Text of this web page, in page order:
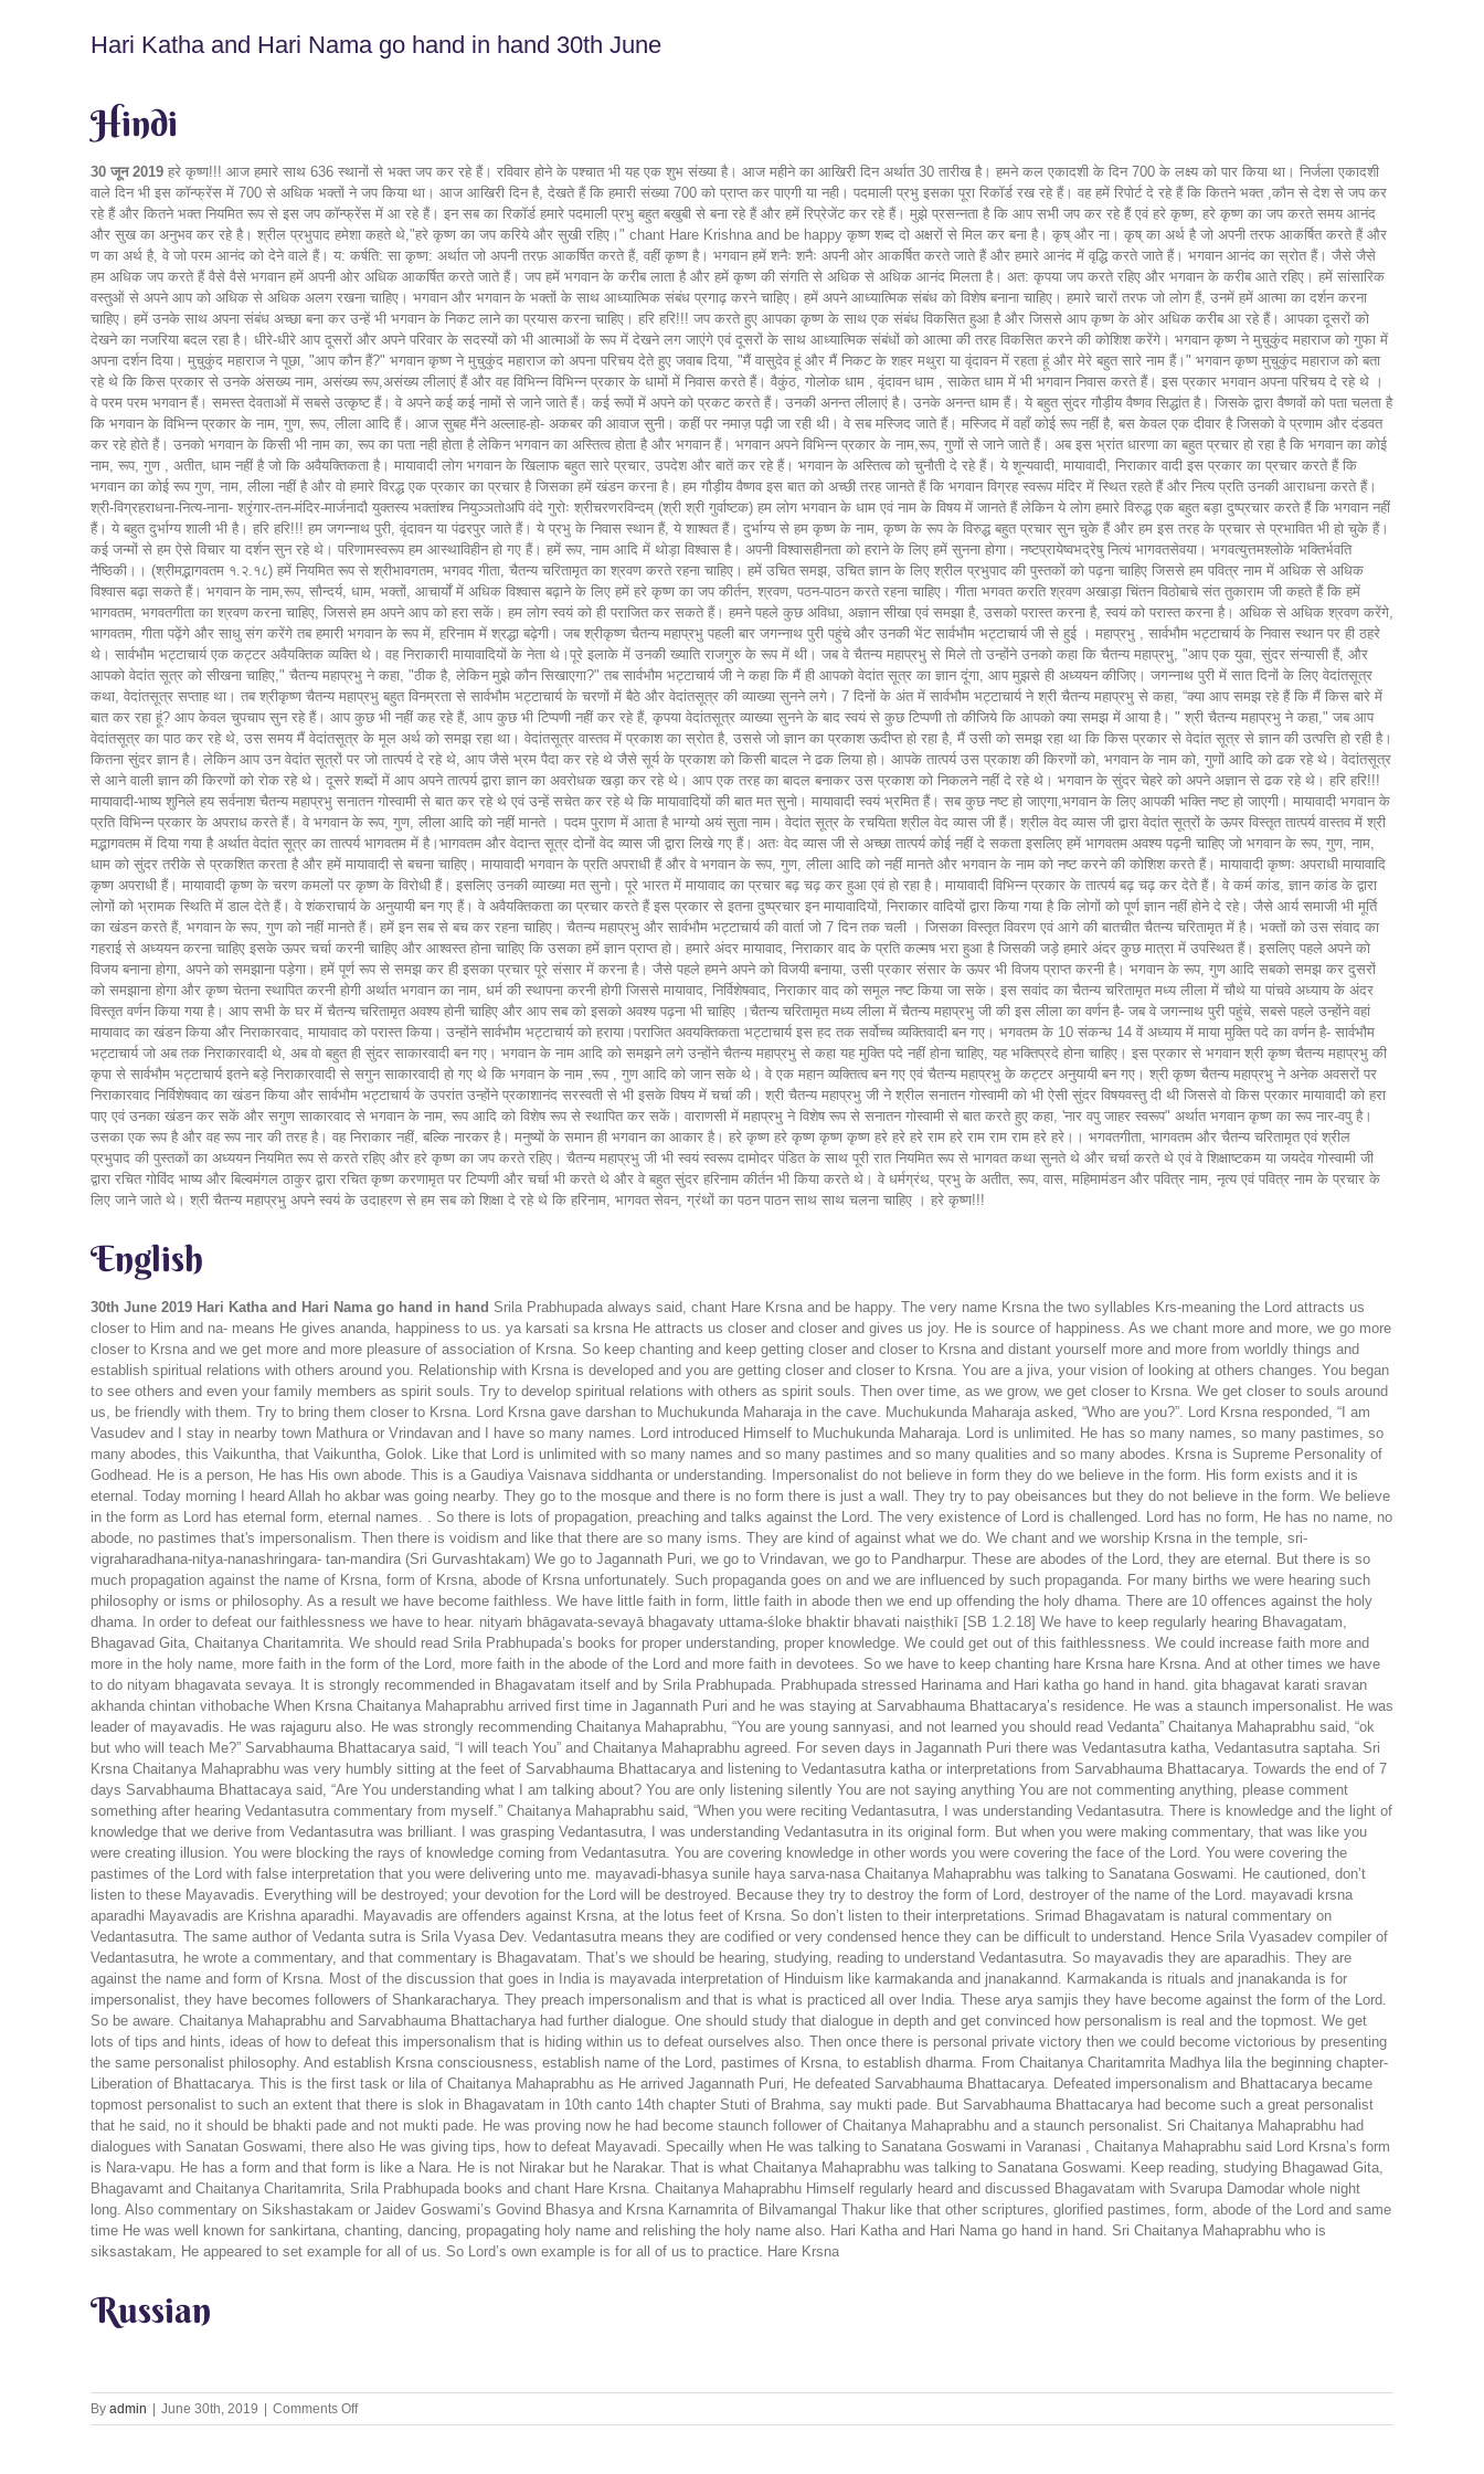
Hari Katha and Hari Nama go hand in hand 30th June
Hindi
30 जून 2019 हरे कृष्ण!!! आज हमारे साथ 636 स्थानों से भक्त जप कर रहे हैं। रविवार होने के पश्चात भी यह एक शुभ संख्या है। आज महीने का आखिरी दिन अर्थात 30 तारीख है। हमने कल एकादशी के दिन 700 के लक्ष्य को पार किया था। निर्जला एकादशी वाले दिन भी इस कॉन्फ्रेंस में 700 से अधिक भक्तों ने जप किया था। आज आखिरी दिन है, देखते हैं कि हमारी संख्या 700 को प्राप्त कर पाएगी या नही। पदमाली प्रभु इसका पूरा रिकॉर्ड रख रहे हैं। वह हमें रिपोर्ट दे रहे हैं कि कितने भक्त ,कौन से देश से जप कर रहे हैं और कितने भक्त नियमित रूप से इस जप कॉन्फ्रेंस में आ रहे हैं। इन सब का रिकॉर्ड हमारे पदमाली प्रभु बहुत बखुबी से बना रहे हैं और हमें रिप्रेजेंट कर रहे हैं। मुझे प्रसन्नता है कि आप सभी जप कर रहे हैं एवं हरे कृष्ण, हरे कृष्ण का जप करते समय आनंद और सुख का अनुभव कर रहे है। श्रील प्रभुपाद हमेशा कहते थे,"हरे कृष्ण का जप करिये और सुखी रहिए।" chant Hare Krishna and be happy कृष्ण शब्द दो अक्षरों से मिल कर बना है। कृष् और ना। कृष् का अर्थ है जो अपनी तरफ आकर्षित करते हैं और ण का अर्थ है, वे जो परम आनंद को देने वाले हैं। य: कर्षति: सा कृष्ण: अर्थात जो अपनी तरफ़ आकर्षित करते हैं, वहीं कृष्ण है। भगवान हमें शनैः शनैः अपनी ओर आकर्षित करते जाते हैं और हमारे आनंद में वृद्धि करते जाते हैं। भगवान आनंद का स्रोत हैं। जैसे जैसे हम अधिक जप करते हैं वैसे वैसे भगवान हमें अपनी ओर अधिक आकर्षित करते जाते हैं। जप हमें भगवान के करीब लाता है और हमें कृष्ण की संगति से अधिक से अधिक आनंद मिलता है। अत: कृपया जप करते रहिए और भगवान के करीब आते रहिए। हमें सांसारिक वस्तुओं से अपने आप को अधिक से अधिक अलग रखना चाहिए। भगवान और भगवान के भक्तों के साथ आध्यात्मिक संबंध प्रगाढ़ करने चाहिए। हमें अपने आध्यात्मिक संबंध को विशेष बनाना चाहिए। हमारे चारों तरफ जो लोग हैं, उनमें हमें आत्मा का दर्शन करना चाहिए। हमें उनके साथ अपना संबंध अच्छा बना कर उन्हें भी भगवान के निकट लाने का प्रयास करना चाहिए। हरि हरि!!! जप करते हुए आपका कृष्ण के साथ एक संबंध विकसित हुआ है और जिससे आप कृष्ण के ओर अधिक करीब आ रहे हैं। आपका दूसरों को देखने का नजरिया बदल रहा है। धीरे-धीरे आप दूसरों और अपने परिवार के सदस्यों को भी आत्माओं के रूप में देखने लग जाएंगे एवं दूसरों के साथ आध्यात्मिक संबंधों को आत्मा की तरह विकसित करने की कोशिश करेंगे। भगवान कृष्ण ने मुचुकुंद महाराज को गुफा में अपना दर्शन दिया। मुचुकुंद महाराज ने पूछा, "आप कौन हैं?" भगवान कृष्ण ने मुचुकुंद महाराज को अपना परिचय देते हुए जवाब दिया, "मैं वासुदेव हूं और मैं निकट के शहर मथुरा या वृंदावन में रहता हूं और मेरे बहुत सारे नाम हैं।" भगवान कृष्ण मुचुकुंद महाराज को बता रहे थे कि किस प्रकार से उनके अंसख्य नाम, असंख्य रूप,असंख्य लीलाएं हैं और वह विभिन्न विभिन्न प्रकार के धामों में निवास करते हैं। वैकुंठ, गोलोक धाम , वृंदावन धाम , साकेत धाम में भी भगवान निवास करते हैं। इस प्रकार भगवान अपना परिचय दे रहे थे । वे परम परम भगवान हैं। समस्त देवताओं में सबसे उत्कृष्ट हैं। वे अपने कई कई नामों से जाने जाते हैं। कई रूपों में अपने को प्रकट करते हैं। उनकी अनन्त लीलाएं है। उनके अनन्त धाम हैं। ये बहुत सुंदर गौड़ीय वैष्णव सिद्धांत है। जिसके द्वारा वैष्णवों को पता चलता है कि भगवान के विभिन्न प्रकार के नाम, गुण, रूप, लीला आदि हैं। आज सुबह मैंने अल्लाह-हो- अकबर की आवाज सुनी। कहीं पर नमाज़ पढ़ी जा रही थी। वे सब मस्जिद जाते हैं। मस्जिद में वहाँ कोई रूप नहीं है, बस केवल एक दीवार है जिसको वे प्रणाम और दंडवत कर रहे होते हैं। उनको भगवान के किसी भी नाम का, रूप का पता नही होता है लेकिन भगवान का अस्तित्व होता है और भगवान हैं। भगवान अपने विभिन्न प्रकार के नाम,रूप, गुणों से जाने जाते हैं। अब इस भ्रांत धारणा का बहुत प्रचार हो रहा है कि भगवान का कोई नाम, रूप, गुण , अतीत, धाम नहीं है जो कि अवैयक्तिकता है। मायावादी लोग भगवान के खिलाफ बहुत सारे प्रचार, उपदेश और बातें कर रहे हैं। भगवान के अस्तित्व को चुनौती दे रहे हैं। ये शून्यवादी, मायावादी, निराकार वादी इस प्रकार का प्रचार करते हैं कि भगवान का कोई रूप गुण, नाम, लीला नहीं है और वो हमारे विरद्ध एक प्रकार का प्रचार है जिसका हमें खंडन करना है। हम गौड़ीय वैष्णव इस बात को अच्छी तरह जानते हैं कि भगवान विग्रह स्वरूप मंदिर में स्थित रहते हैं और नित्य प्रति उनकी आराधना करते हैं। श्री-विग्रहराधना-नित्य-नाना- श्रृंगार-तन-मंदिर-मार्जनादौ युक्तस्य भक्तांश्च नियुञ्ञतोअपि वंदे गुरोः श्रीचरणरविन्दम् (श्री श्री गुर्वाष्टक) हम लोग भगवान के धाम एवं नाम के विषय में जानते हैं लेकिन ये लोग हमारे विरुद्ध एक बहुत बड़ा दुष्प्रचार करते हैं कि भगवान नहीं हैं। ये बहुत दुर्भाग्य शाली भी है। हरि हरि!!! हम जगन्नाथ पुरी, वृंदावन या पंढरपुर जाते हैं। ये प्रभु के निवास स्थान हैं, ये शाश्वत हैं। दुर्भाग्य से हम कृष्ण के नाम, कृष्ण के रूप के विरुद्ध बहुत प्रचार सुन चुके हैं और हम इस तरह के प्रचार से प्रभावित भी हो चुके हैं। कई जन्मों से हम ऐसे विचार या दर्शन सुन रहे थे। परिणामस्वरूप हम आस्थाविहीन हो गए हैं। हमें रूप, नाम आदि में थोड़ा विश्वास है। अपनी विश्वासहीनता को हराने के लिए हमें सुनना होगा। नष्टप्रायेष्वभद्रेषु नित्यं भागवतसेवया। भगवत्युत्तमश्लोके भक्तिर्भवति नैष्ठिकी।। (श्रीमद्भागवतम १.२.१८) हमें नियमित रूप से श्रीभावगतम, भगवद गीता, चैतन्य चरितामृत का श्रवण करते रहना चाहिए। हमें उचित समझ, उचित ज्ञान के लिए श्रील प्रभुपाद की पुस्तकों को पढ़ना चाहिए जिससे हम पवित्र नाम में अधिक से अधिक विश्वास बढ़ा सकते हैं। भगवान के नाम,रूप, सौन्दर्य, धाम, भक्तों, आचार्यों में अधिक विश्वास बढ़ाने के लिए हमें हरे कृष्ण का जप कीर्तन, श्रवण, पठन-पाठन करते रहना चाहिए। गीता भगवत करति श्रवण अखाड़ा चिंतन विठोबाचे संत तुकाराम जी कहते हैं कि हमें भागवतम, भगवतगीता का श्रवण करना चाहिए, जिससे हम अपने आप को हरा सकें। हम लोग स्वयं को ही पराजित कर सकते हैं। हमने पहले कुछ अविधा, अज्ञान सीखा एवं समझा है, उसको परास्त करना है, स्वयं को परास्त करना है। अधिक से अधिक श्रवण करेंगे, भागवतम, गीता पढ़ेंगे और साधु संग करेंगे तब हमारी भगवान के रूप में, हरिनाम में श्रद्धा बढ़ेगी। जब श्रीकृष्ण चैतन्य महाप्रभु पहली बार जगन्नाथ पुरी पहुंचे और उनकी भेंट सार्वभौम भट्टाचार्य जी से हुई । महाप्रभु , सार्वभौम भट्टाचार्य के निवास स्थान पर ही ठहरे थे। सार्वभौम भट्टाचार्य एक कट्टर अवैयक्तिक व्यक्ति थे। वह निराकारी मायावादियों के नेता थे।पूरे इलाके में उनकी ख्याति राजगुरु के रूप में थी। जब वे चैतन्य महाप्रभु से मिले तो उन्होंने उनको कहा कि चैतन्य महाप्रभु, "आप एक युवा, सुंदर संन्यासी हैं, और आपको वेदांत सूत्र को सीखना चाहिए," चैतन्य महाप्रभु ने कहा, "ठीक है, लेकिन मुझे कौन सिखाएगा?" तब सार्वभौम भट्टाचार्य जी ने कहा कि मैं ही आपको वेदांत सूत्र का ज्ञान दूंगा, आप मुझसे ही अध्ययन कीजिए। जगन्नाथ पुरी में सात दिनों के लिए वेदांतसूत्र कथा, वेदांतसूत्र सप्ताह था। तब श्रीकृष्ण चैतन्य महाप्रभु बहुत विनम्रता से सार्वभौम भट्टाचार्य के चरणों में बैठे और वेदांतसूत्र की व्याख्या सुनने लगे। 7 दिनों के अंत में सार्वभौम भट्टाचार्य ने श्री चैतन्य महाप्रभु से कहा, “क्या आप समझ रहे हैं कि मैं किस बारे में बात कर रहा हूं? आप केवल चुपचाप सुन रहे हैं। आप कुछ भी नहीं कह रहे हैं, आप कुछ भी टिप्पणी नहीं कर रहे हैं, कृपया वेदांतसूत्र व्याख्या सुनने के बाद स्वयं से कुछ टिप्पणी तो कीजिये कि आपको क्या समझ में आया है। " श्री चैतन्य महाप्रभु ने कहा," जब आप वेदांतसूत्र का पाठ कर रहे थे, उस समय मैं वेदांतसूत्र के मूल अर्थ को समझ रहा था। वेदांतसूत्र वास्तव में प्रकाश का स्रोत है, उससे जो ज्ञान का प्रकाश ऊदीप्त हो रहा है, मैं उसी को समझ रहा था कि किस प्रकार से वेदांत सूत्र से ज्ञान की उत्पत्ति हो रही है। कितना सुंदर ज्ञान है। लेकिन आप उन वेदांत सूत्रों पर जो तात्पर्य दे रहे थे, आप जैसे भ्रम पैदा कर रहे थे जैसे सूर्य के प्रकाश को किसी बादल ने ढक लिया हो। आपके तात्पर्य उस प्रकाश की किरणों को, भगवान के नाम को, गुणों आदि को ढक रहे थे। वेदांतसूत्र से आने वाली ज्ञान की किरणों को रोक रहे थे। दूसरे शब्दों में आप अपने तात्पर्य द्वारा ज्ञान का अवरोधक खड़ा कर रहे थे। आप एक तरह का बादल बनाकर उस प्रकाश को निकलने नहीं दे रहे थे। भगवान के सुंदर चेहरे को अपने अज्ञान से ढक रहे थे। हरि हरि!!! मायावादी-भाष्य शुनिले हय सर्वनाश चैतन्य महाप्रभु सनातन गोस्वामी से बात कर रहे थे एवं उन्हें सचेत कर रहे थे कि मायावादियों की बात मत सुनो। मायावादी स्वयं भ्रमित हैं। सब कुछ नष्ट हो जाएगा,भगवान के लिए आपकी भक्ति नष्ट हो जाएगी। मायावादी भगवान के प्रति विभिन्न प्रकार के अपराध करते हैं। वे भगवान के रूप, गुण, लीला आदि को नहीं मानते । पदम पुराण में आता है भाग्यो अयं सुता नाम। वेदांत सूत्र के रचयिता श्रील वेद व्यास जी हैं। श्रील वेद व्यास जी द्वारा वेदांत सूत्रों के ऊपर विस्तृत तात्पर्य वास्तव में श्री मद्भागवतम में दिया गया है अर्थात वेदांत सूत्र का तात्पर्य भागवतम में है।भागवतम और वेदान्त सूत्र दोनों वेद व्यास जी द्वारा लिखे गए हैं। अतः वेद व्यास जी से अच्छा तात्पर्य कोई नहीं दे सकता इसलिए हमें भागवतम अवश्य पढ़नी चाहिए जो भगवान के रूप, गुण, नाम, धाम को सुंदर तरीके से प्रकशित करता है और हमें मायावादी से बचना चाहिए। मायावादी भगवान के प्रति अपराधी हैं और वे भगवान के रूप, गुण, लीला आदि को नहीं मानते और भगवान के नाम को नष्ट करने की कोशिश करते हैं। मायावादी कृष्णः अपराधी मायावादि कृष्ण अपराधी हैं। मायावादी कृष्ण के चरण कमलों पर कृष्ण के विरोधी हैं। इसलिए उनकी व्याख्या मत सुनो। पूरे भारत में मायावाद का प्रचार बढ़ चढ़ कर हुआ एवं हो रहा है। मायावादी विभिन्न प्रकार के तात्पर्य बढ़ चढ़ कर देते हैं। वे कर्म कांड, ज्ञान कांड के द्वारा लोगों को भ्रामक स्थिति में डाल देते हैं। वे शंकराचार्य के अनुयायी बन गए हैं। वे अवैयक्तिकता का प्रचार करते हैं इस प्रकार से इतना दुष्प्रचार इन मायावादियों, निराकार वादियों द्वारा किया गया है कि लोगों को पूर्ण ज्ञान नहीं होने दे रहे। जैसे आर्य समाजी भी मूर्ति का खंडन करते हैं, भगवान के रूप, गुण को नहीं मानते हैं। हमें इन सब से बच कर रहना चाहिए। चैतन्य महाप्रभु और सार्वभौम भट्टाचार्य की वार्ता जो 7 दिन तक चली । जिसका विस्तृत विवरण एवं आगे की बातचीत चैतन्य चरितामृत में है। भक्तों को उस संवाद का गहराई से अध्ययन करना चाहिए इसके ऊपर चर्चा करनी चाहिए और आश्वस्त होना चाहिए कि उसका हमें ज्ञान प्राप्त हो। हमारे अंदर मायावाद, निराकार वाद के प्रति कल्मष भरा हुआ है जिसकी जड़े हमारे अंदर कुछ मात्रा में उपस्थित हैं। इसलिए पहले अपने को विजय बनाना होगा, अपने को समझाना पड़ेगा। हमें पूर्ण रूप से समझ कर ही इसका प्रचार पूरे संसार में करना है। जैसे पहले हमने अपने को विजयी बनाया, उसी प्रकार संसार के ऊपर भी विजय प्राप्त करनी है। भगवान के रूप, गुण आदि सबको समझ कर दुसरों को समझाना होगा और कृष्ण चेतना स्थापित करनी होगी अर्थात भगवान का नाम, धर्म की स्थापना करनी होगी जिससे मायावाद, निर्विशेषवाद, निराकार वाद को समूल नष्ट किया जा सके। इस सवांद का चैतन्य चरितामृत मध्य लीला में चौथे या पांचवे अध्याय के अंदर विस्तृत वर्णन किया गया है। आप सभी के घर में चैतन्य चरितामृत अवश्य होनी च
English
30th June 2019 Hari Katha and Hari Nama go hand in hand Srila Prabhupada always said, chant Hare Krsna and be happy. The very name Krsna the two syllables Krs-meaning the Lord attracts us
closer to Him and na- means He gives ananda, happiness to us. ya karsati sa krsna He attracts us closer and closer and gives us joy. He is source of happiness. As we chant more and more, we go more
closer to Krsna and we get more and more pleasure of association of Krsna. So keep chanting and keep getting closer and closer to Krsna and distant yourself more and more from worldly things and
establish spiritual relations with others around you. Relationship with Krsna is developed and you are getting closer and closer to Krsna. You are a jiva, your vision of looking at others changes. You began
to see others and even your family members as spirit souls. Try to develop spiritual relations with others as spirit souls. Then over time, as we grow, we get closer to Krsna. We get closer to souls around
us, be friendly with them. Try to bring them closer to Krsna. Lord Krsna gave darshan to Muchukunda Maharaja in the cave. Muchukunda Maharaja asked, “Who are you?”. Lord Krsna responded, “I am
Vasudev and I stay in nearby town Mathura or Vrindavan and I have so many names. Lord introduced Himself to Muchukunda Maharaja. Lord is unlimited. He has so many names, so many pastimes, so
many abodes, this Vaikuntha, that Vaikuntha, Golok. Like that Lord is unlimited with so many names and so many pastimes and so many qualities and so many abodes. Krsna is Supreme Personality of
Godhead. He is a person, He has His own abode. This is a Gaudiya Vaisnava siddhanta or understanding. Impersonalist do not believe in form they do we believe in the form. His form exists and it is
eternal. Today morning I heard Allah ho akbar was going nearby. They go to the mosque and there is no form there is just a wall. They try to pay obeisances but they do not believe in the form. We believe
in the form as Lord has eternal form, eternal names. . So there is lots of propagation, preaching and talks against the Lord. The very existence of Lord is challenged. Lord has no form, He has no name, no
abode, no pastimes that's impersonalism. Then there is voidism and like that there are so many isms. They are kind of against what we do. We chant and we worship Krsna in the temple, sri-
vigraharadhana-nitya-nanashringara- tan-mandira (Sri Gurvashtakam) We go to Jagannath Puri, we go to Vrindavan, we go to Pandharpur. These are abodes of the Lord, they are eternal. But there is so
much propagation against the name of Krsna, form of Krsna, abode of Krsna unfortunately. Such propaganda goes on and we are influenced by such propaganda. For many births we were hearing such
philosophy or isms or philosophy. As a result we have become faithless. We have little faith in form, little faith in abode then we end up offending the holy dhama. There are 10 offences against the holy
dhama. In order to defeat our faithlessness we have to hear. nityaṁ bhāgavata-sevayā bhagavaty uttama-śloke bhaktir bhavati naiṣṭhikī [SB 1.2.18] We have to keep regularly hearing Bhavagatam,
Bhagavad Gita, Chaitanya Charitamrita. We should read Srila Prabhupada’s books for proper understanding, proper knowledge. We could get out of this faithlessness. We could increase faith more and
more in the holy name, more faith in the form of the Lord, more faith in the abode of the Lord and more faith in devotees. So we have to keep chanting hare Krsna hare Krsna. And at other times we have
to do nityam bhagavata sevaya. It is strongly recommended in Bhagavatam itself and by Srila Prabhupada. Prabhupada stressed Harinama and Hari katha go hand in hand. gita bhagavat karati sravan
akhanda chintan vithobache When Krsna Chaitanya Mahaprabhu arrived first time in Jagannath Puri and he was staying at Sarvabhauma Bhattacarya’s residence. He was a staunch impersonalist. He was
leader of mayavadis. He was rajaguru also. He was strongly recommending Chaitanya Mahaprabhu, “You are young sannyasi, and not learned you should read Vedanta” Chaitanya Mahaprabhu said, “ok
but who will teach Me?” Sarvabhauma Bhattacarya said, “I will teach You” and Chaitanya Mahaprabhu agreed. For seven days in Jagannath Puri there was Vedantasutra katha, Vedantasutra saptaha. Sri
Krsna Chaitanya Mahaprabhu was very humbly sitting at the feet of Sarvabhauma Bhattacarya and listening to Vedantasutra katha or interpretations from Sarvabhauma Bhattacarya. Towards the end of 7
days Sarvabhauma Bhattacaya said, “Are You understanding what I am talking about? You are only listening silently You are not saying anything You are not commenting anything, please comment
something after hearing Vedantasutra commentary from myself.” Chaitanya Mahaprabhu said, “When you were reciting Vedantasutra, I was understanding Vedantasutra. There is knowledge and the light of
knowledge that we derive from Vedantasutra was brilliant. I was grasping Vedantasutra, I was understanding Vedantasutra in its original form. But when you were making commentary, that was like you
were creating illusion. You were blocking the rays of knowledge coming from Vedantasutra. You are covering knowledge in other words you were covering the face of the Lord. You were covering the
pastimes of the Lord with false interpretation that you were delivering unto me. mayavadi-bhasya sunile haya sarva-nasa Chaitanya Mahaprabhu was talking to Sanatana Goswami. He cautioned, don’t
listen to these Mayavadis. Everything will be destroyed; your devotion for the Lord will be destroyed. Because they try to destroy the form of Lord, destroyer of the name of the Lord. mayavadi krsna
aparadhi Mayavadis are Krishna aparadhi. Mayavadis are offenders against Krsna, at the lotus feet of Krsna. So don’t listen to their interpretations. Srimad Bhagavatam is natural commentary on
Vedantasutra. The same author of Vedanta sutra is Srila Vyasa Dev. Vedantasutra means they are codified or very condensed hence they can be difficult to understand. Hence Srila Vyasadev compiler of
Vedantasutra, he wrote a commentary, and that commentary is Bhagavatam. That’s we should be hearing, studying, reading to understand Vedantasutra. So mayavadis they are aparadhis. They are
against the name and form of Krsna. Most of the discussion that goes in India is mayavada interpretation of Hinduism like karmakanda and jnanakannd. Karmakanda is rituals and jnanakanda is for
impersonalist, they have becomes followers of Shankaracharya. They preach impersonalism and that is what is practiced all over India. These arya samjis they have become against the form of the Lord.
So be aware. Chaitanya Mahaprabhu and Sarvabhauma Bhattacharya had further dialogue. One should study that dialogue in depth and get convinced how personalism is real and the topmost. We get
lots of tips and hints, ideas of how to defeat this impersonalism that is hiding within us to defeat ourselves also. Then once there is personal private victory then we could become victorious by presenting
the same personalist philosophy. And establish Krsna consciousness, establish name of the Lord, pastimes of Krsna, to establish dharma. From Chaitanya Charitamrita Madhya lila the beginning chapter-
Liberation of Bhattacarya. This is the first task or lila of Chaitanya Mahaprabhu as He arrived Jagannath Puri, He defeated Sarvabhauma Bhattacarya. Defeated impersonalism and Bhattacarya became
topmost personalist to such an extent that there is slok in Bhagavatam in 10th canto 14th chapter Stuti of Brahma, say mukti pade. But Sarvabhauma Bhattacarya had become such a great personalist
that he said, no it should be bhakti pade and not mukti pade. He was proving now he had become staunch follower of Chaitanya Mahaprabhu and a staunch personalist. Sri Chaitanya Mahaprabhu had
dialogues with Sanatan Goswami, there also He was giving tips, how to defeat Mayavadi. Specailly when He was talking to Sanatana Goswami in Varanasi , Chaitanya Mahaprabhu said Lord Krsna’s form
is Nara-vapu. He has a form and that form is like a Nara. He is not Nirakar but he Narakar. That is what Chaitanya Mahaprabhu was talking to Sanatana Goswami. Keep reading, studying Bhagawad Gita,
Bhagavamt and Chaitanya Charitamrita, Srila Prabhupada books and chant Hare Krsna. Chaitanya Mahaprabhu Himself regularly heard and discussed Bhagavatam with Svarupa Damodar whole night
long. Also commentary on Sikshastakam or Jaidev Goswami’s Govind Bhasya and Krsna Karnamrita of Bilvamangal Thakur like that other scriptures, glorified pastimes, form, abode of the Lord and same
time He was well known for sankirtana, chanting, dancing, propagating holy name and relishing the holy name also. Hari Katha and Hari Nama go hand in hand. Sri Chaitanya Mahaprabhu who is
siksastakam, He appeared to set example for all of us. So Lord’s own example is for all of us to practice. Hare Krsna
Russian
By admin June 30th, 2019 Comments Offon
Hari